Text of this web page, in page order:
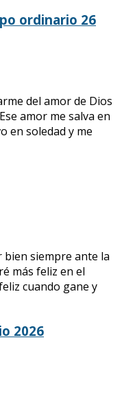
ordinario 26
del amor de Dios
amor me salva en
en soledad y me
bien siempre ante la
más feliz en el
cuando gane y
2026